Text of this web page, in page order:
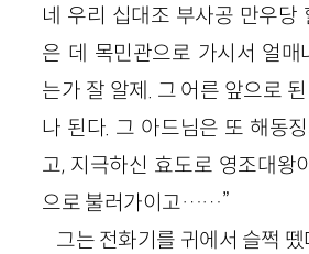
네 우리 십대조 부사공 만우당
은 데 목민관으로 가시서 얼매
는가 잘 알제. 그 어른 앞으로
나 된다. 그 아드님은 또 해동
고, 지극하신 효도로 영조대왕
으로 불러가이고……”
그는 전화기를 귀에서 슬쩍